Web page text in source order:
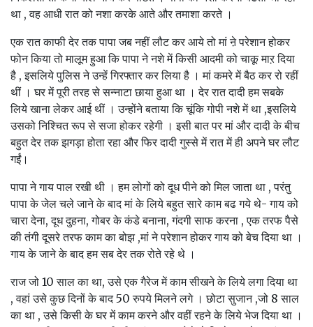
था , वह आधी रात को नशा करके आते और तमाशा करते ।
एक रात काफी देर तक पापा जब नहीं लौट कर आये तो मां ऩे परेशान होकर
फोन किया तो मालूम हुआ कि पापा ने नशे में किसी आदमी को चाकू माऱ दिया
है , इसलिये पुलिस ने उन्हें गिरफ्तार कर लिया है । मां कमरे में बैठ कर रो रहीं
थीं । घर में पूरी तरह से सन्नाटा छाया हुआ था । देर रात दादी हम सबके
लिये खाना लेकर आई थीं । उन्होंने बताया कि चूंकि गोपी नशे में था ,इसलिये
उसको निश्चित रूप से सजा होकर रहेगी । इसी बात पर मां और दादी के बीच
बहुत देर तक झगड़ा होता रहा और फिर दादी गुस्से में रात में ही अपने घर लौट
गईं।
पापा ने गाय पाल रखी थी । हम लोगों को दूध पीने को मिल जाता था , परंतु
पापा के जेल चले जाने के बाद मां के लिये बहुत सारे काम बढ गये थे- गाय को
चारा देना, दूध दुहना, गोबर के कंडे बनाना, गंदगी साफ करना , एक तरफ पैसे
की तंगी दूसरे तरफ काम का बोझ ,मां ने परेशान होकर गाय को बेच दिया था ।
गाय के जाने के बाद हम सब देर तक रोते रहे थे ।
राज जो 10 साल का था, उसे एक गैरेज में काम सीखने के लिये लगा दिया था
, वहां उसे कुछ दिनों के बाद 50 रुपये मिलने लगे । छोटा सुजान ,जो 8 साल
का था , उसे किसी के घर में काम करने और वहीं रहने के लिये भेज दिया था ।